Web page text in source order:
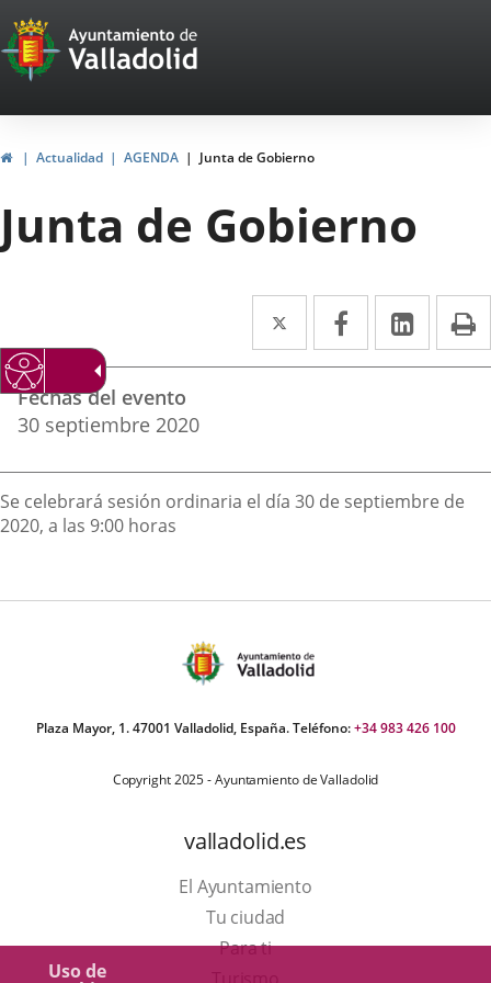
Uso de
Portal
Web
del
Ayuntamiento
de
Valladolid
InicioActualidad AGENDA Junta de Gobierno
Junta de Gobierno
Twitter
Enlace
a
externa.
Facebook
Enlace
a
externa.
Enlace
a
Datos
del
evento
Fechas del evento
30 septiembre 2020
Descripción
Se celebrará sesión ordinaria el día 30 de septiembre de
2020, a las 9:00 horas
Plaza Mayor, 1. 47001 Valladolid, España. Teléfono:+34 983 426 100
Copyright 2025 - Ayuntamiento de Valladolid
valladolid.es
El Ayuntamiento
Tu ciudad
Para ti